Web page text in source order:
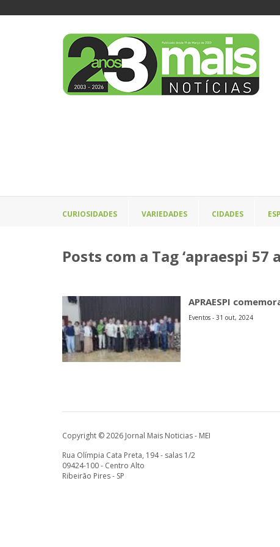
CURIOSIDADES VARIEDADES CIDADES
Posts com a Tag ‘apraespi 57
APRAESPI
Eventos - 31 out, 2024
Copyright © 2026 Jornal Mais Noticias - MEI
Rua Olímpia Cata Preta, 194 - salas 1/2
09424-100 - Centro Alto
Ribeirão Pires - SP